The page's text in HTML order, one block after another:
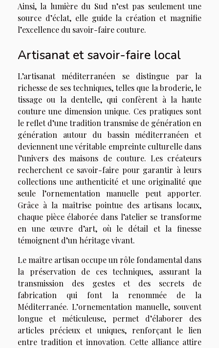
Ainsi, la lumière du Sud n’est pas seulement une
source d’éclat, elle guide la création et magnifie
l’excellence du savoir-faire couture.
Artisanat et savoir-faire local
L’artisanat méditerranéen se distingue par la
richesse de ses techniques, telles que la broderie, le
tissage ou la dentelle, qui confèrent à la haute
couture une dimension unique. Ces pratiques sont
le reflet d’une tradition transmise de génération en
génération autour du bassin méditerranéen et
deviennent une véritable empreinte culturelle dans
l’univers des maisons de couture. Les créateurs
recherchent ce savoir-faire pour garantir à leurs
collections une authenticité et une originalité que
seule l’ornementation manuelle peut apporter.
Grâce à la maîtrise pointue des artisans locaux,
chaque pièce élaborée dans l’atelier se transforme
en une œuvre d’art, où le détail et la finesse
témoignent d’un héritage vivant.
Le maître artisan occupe un rôle fondamental dans
la préservation de ces techniques, assurant la
transmission des gestes et des secrets de
fabrication qui font la renommée de la
Méditerranée. L’ornementation manuelle, souvent
longue et méticuleuse, permet d’élaborer des
articles précieux et uniques, renforçant le lien
entre tradition et innovation. Cette alliance attire